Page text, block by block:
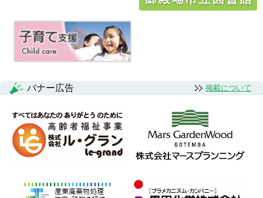
ン
バナー広告 掲載について